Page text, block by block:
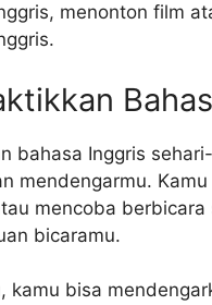
menonton film
bahasa Inggris
mendengarmu.
mencoba
bicaramu.
kamu bisa